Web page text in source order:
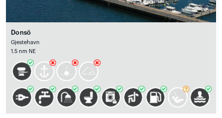
Donsö
Gjestehavn
1.5 nm NE